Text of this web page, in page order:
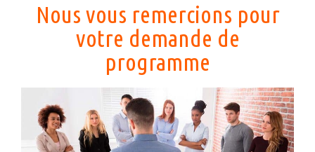
Nous vous remercions pour
votre demande de
programme